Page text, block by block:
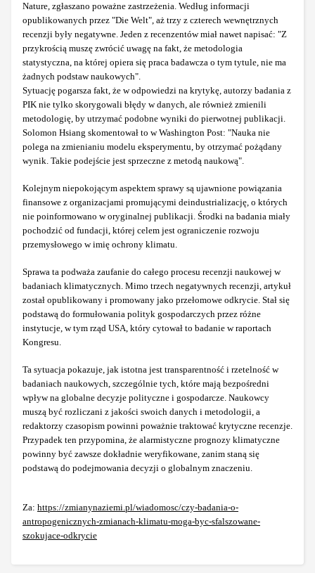
Nature, zgłaszano poważne zastrzeżenia. Według informacji
opublikowanych przez "Die Welt", aż trzy z czterech wewnętrznych
recenzji były negatywne. Jeden z recenzentów miał nawet napisać: "Z
przykrością muszę zwrócić uwagę na fakt, że metodologia
statystyczna, na której opiera się praca badawcza o tym tytule, nie ma
żadnych podstaw naukowych".
Sytuację pogarsza fakt, że w odpowiedzi na krytykę, autorzy badania z
PIK nie tylko skorygowali błędy w danych, ale również zmienili
metodologię, by utrzymać podobne wyniki do pierwotnej publikacji.
Solomon Hsiang skomentował to w Washington Post: "Nauka nie
polega na zmienianiu modelu eksperymentu, by otrzymać pożądany
wynik. Takie podejście jest sprzeczne z metodą naukową".
Kolejnym niepokojącym aspektem sprawy są ujawnione powiązania
finansowe z organizacjami promującymi deindustrializację, o których
nie poinformowano w oryginalnej publikacji. Środki na badania miały
pochodzić od fundacji, której celem jest ograniczenie rozwoju
przemysłowego w imię ochrony klimatu.
Sprawa ta podważa zaufanie do całego procesu recenzji naukowej w
badaniach klimatycznych. Mimo trzech negatywnych recenzji, artykuł
został opublikowany i promowany jako przełomowe odkrycie. Stał się
podstawą do formułowania polityk gospodarczych przez różne
instytucje, w tym rząd USA, który cytował to badanie w raportach
Kongresu.
Ta sytuacja pokazuje, jak istotna jest transparentność i rzetelność w
badaniach naukowych, szczególnie tych, które mają bezpośredni
wpływ na globalne decyzje polityczne i gospodarcze. Naukowcy
muszą być rozliczani z jakości swoich danych i metodologii, a
redaktorzy czasopism powinni poważnie traktować krytyczne recenzje.
Przypadek ten przypomina, że alarmistyczne prognozy klimatyczne
powinny być zawsze dokładnie weryfikowane, zanim staną się
podstawą do podejmowania decyzji o globalnym znaczeniu.
Za: https://zmianynaziemi.pl/wiadomosc/czy-badania-o-
antropogenicznych-zmianach-klimatu-moga-byc-sfalszowane-
szokujace-odkrycie